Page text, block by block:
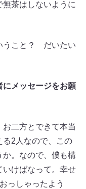
茶はしないように
うこと？ だいたい
メッセージをお願
二方とできて本当
る2人なので、この
か。なので、僕も構
いけばなって。幸せ
っしゃったよう